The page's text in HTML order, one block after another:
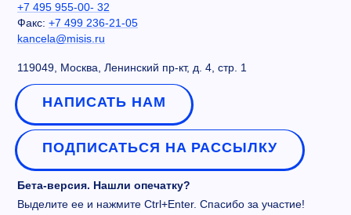
+7 495 955-00- 32
Факс: +7 499 236-21-05
kancela@misis.ru
119049, Москва, Ленинский пр-кт, д. 4, стр. 1
НАПИСАТЬ НАМ
ПОДПИСАТЬСЯ НА РАССЫЛКУ
Бета-версия. Нашли опечатку?
Выделите ее и нажмите Ctrl+Enter. Спасибо за участие!